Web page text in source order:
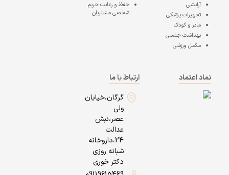
آرایشی
تجهیزات پزشکی
مادر و کودک
بهداشت جنسی
مکمل ورزشی
حفظ و رعایت حریم
شخصی مشتریان
نماد اعتماد
ارتباط با ما
گرگان،خیابان
ولی
عصر،نبش
عدالت
24،داروخانه
شبانه روزی
دکتر خوری